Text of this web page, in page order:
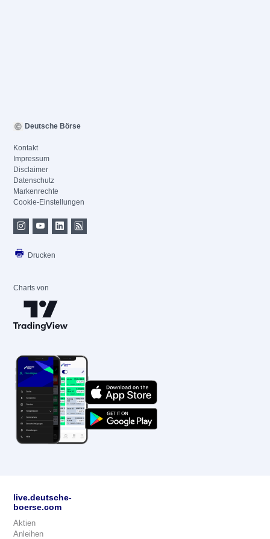
Deutsche Börse
Kontakt
Impressum
Disclaimer
Datenschutz
Markenrechte
Cookie-Einstellungen
Drucken
Charts von
live.deutsche-
boerse.com
Aktien
Anleihen